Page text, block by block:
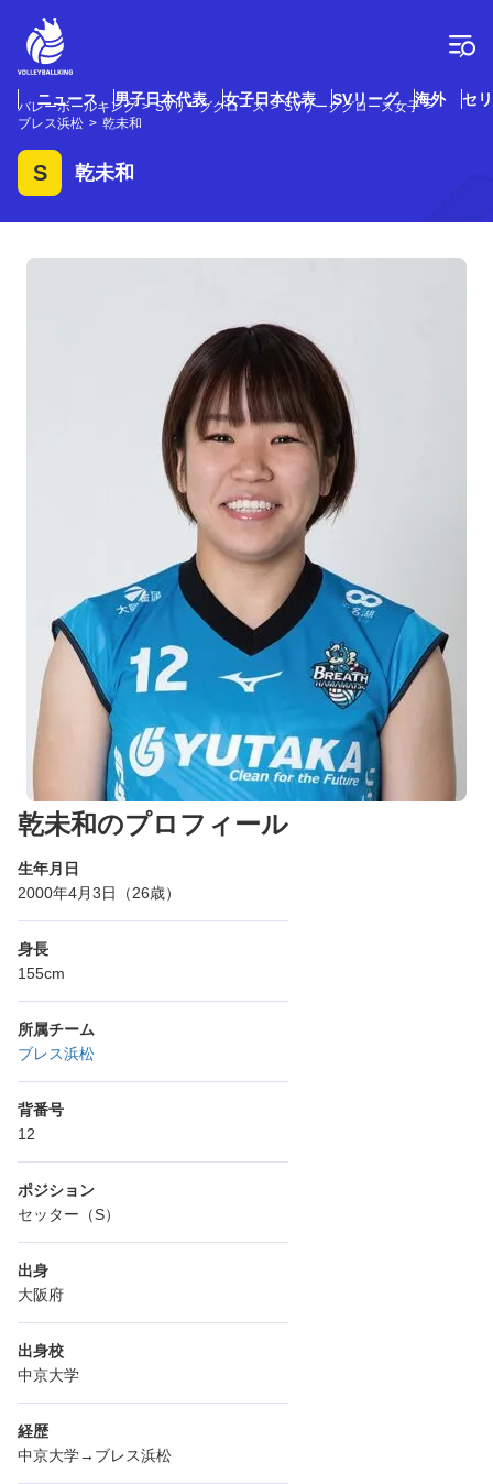
ニュース 男子日本代表 女子日本代表 SVリーグ 海外 セ
バレーボールキング SVリーググロース
SVリーググロース女子
ブレス浜松
乾未和
S 乾未和
乾未和のプロフィール
生年月日
2000年4月3日（26歳）
身長
155cm
所属チーム
ブレス浜松
背番号
12
ポジション
セッター（S）
出身
大阪府
出身校
中京大学
経歴
中京大学→ブレス浜松